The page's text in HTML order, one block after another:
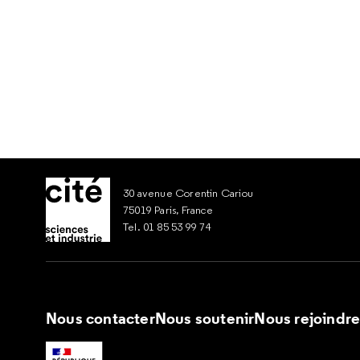
30 avenue Corentin Cariou
75019 Paris, France
Tel. 01 85 53 99 74
Nous contacterNous soutenirNous rejoindre